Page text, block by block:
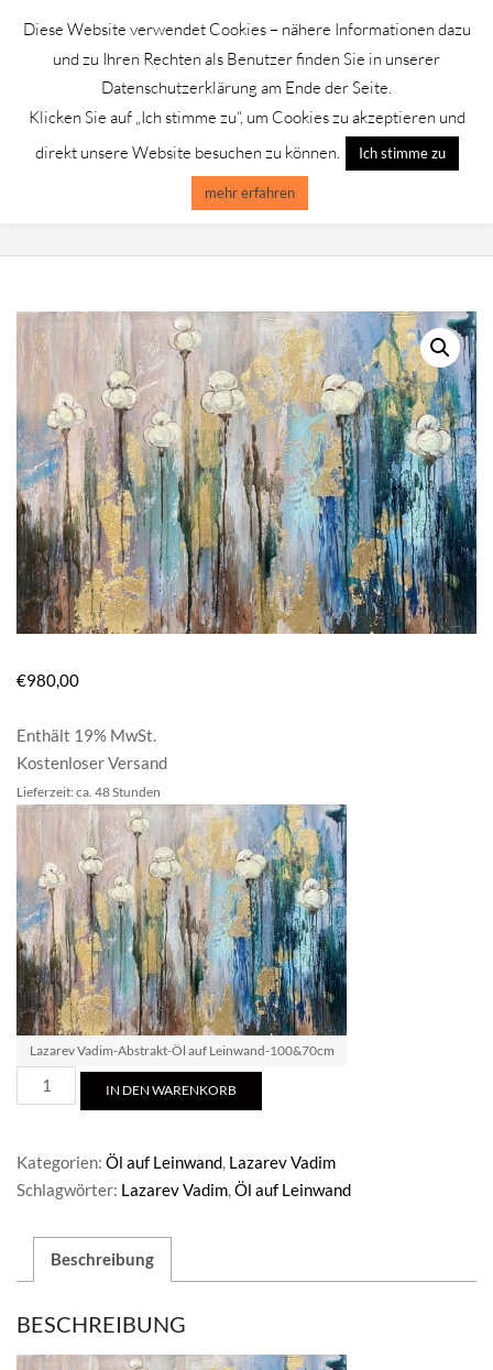
content GALERIE CHROMIK
Primary
Navigation
LAZAREV VADIM-ABSTRAKT
€980,00
Enthält 19% MwSt.
Kostenloser Versand
Lieferzeit: ca. 48 Stunden
Lazarev Vadim-Abstrakt-Öl auf Leinwand-100&70cm
Lazarev
IN DEN WARENKORB
Kategorien: Öl auf Leinwand Lazarev Vadim
Schlagwörter: Lazarev Vadim Öl auf Leinwand
Beschreibung
BESCHREIBUNG
Diese Website verwendet Cookies – nähere Informationen dazu
und zu Ihren Rechten als Benutzer finden Sie in unserer
Datenschutzerklärung am Ende der Seite.
Klicken Sie auf „Ich stimme zu“, um Cookies zu akzeptieren und
direkt unsere Website besuchen zu können.
Ich stimme zu
mehr erfahren